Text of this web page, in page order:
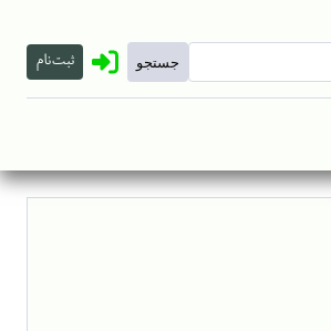
ثبت‌نام